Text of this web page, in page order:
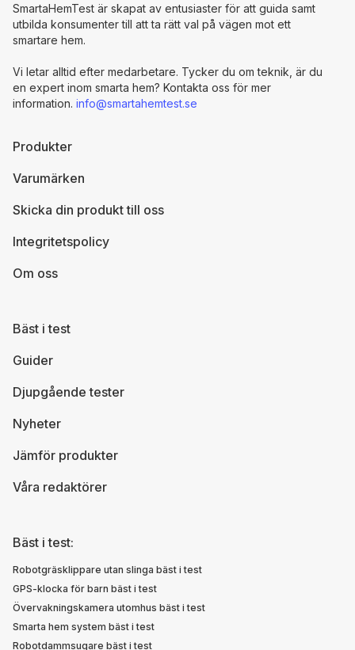
Bäst i test
Guider
Djupgående tester
Nyheter
Jämför produkter
Våra redaktörer
Produkter
Varumärken
Skicka din produkt till oss
Integritetspolicy
Om oss
SmartaHemTest är skapat av entusiaster för att guida samt
utbilda konsumenter till att ta rätt val på vägen mot ett
smartare hem.
Vi letar alltid efter medarbetare. Tycker du om teknik, är du
en expert inom smarta hem? Kontakta oss för mer
information. info@smartahemtest.se
Bäst i test:
Robotgräsklippare utan slinga bäst i test
GPS-klocka för barn bäst i test
Övervakningskamera utomhus bäst i test
Smarta hem system bäst i test
Robotdammsugare bäst i test